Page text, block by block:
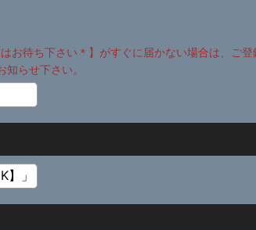
お待ち下さい＊】がすぐに届かない場合は、ご
知らせ下さい。